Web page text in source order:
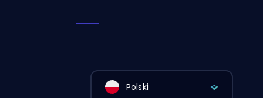
Polski